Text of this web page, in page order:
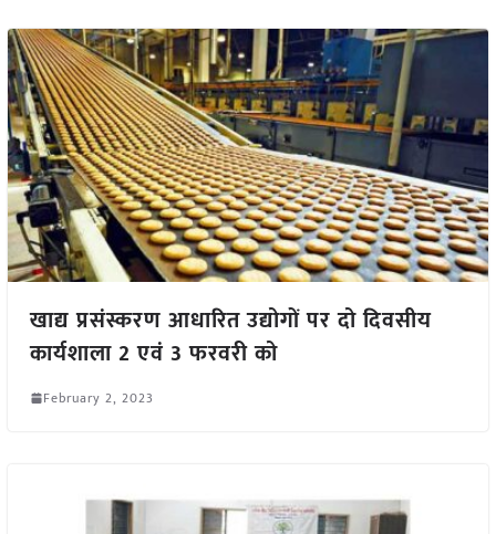
खाद्य प्रसंस्करण आधारित उद्योगों पर दो दिवसीय
कार्यशाला 2 एवं 3 फरवरी को
February 2, 2023